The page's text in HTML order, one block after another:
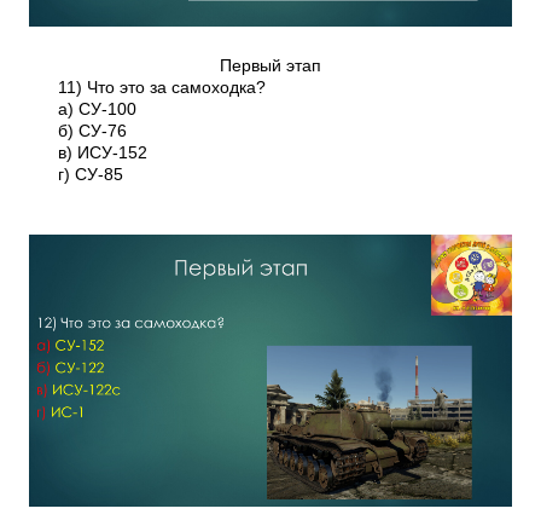
Первый этап
11) Что это за самоходка?
а) СУ-100
б) СУ-76
в) ИСУ-152
г) СУ-85